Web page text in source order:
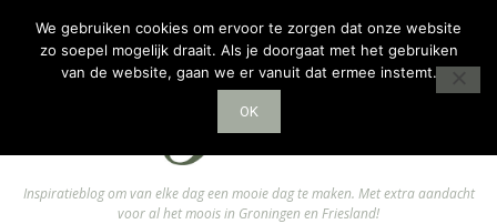
Inspiratieblog om van elke dag een mooie dag te maken. Met extra aandacht
voor al het moois in Groningen en Friesland!
We gebruiken cookies om ervoor te zorgen dat onze website
zo soepel mogelijk draait. Als je doorgaat met het gebruiken
van de website, gaan we er vanuit dat ermee instemt.
OK